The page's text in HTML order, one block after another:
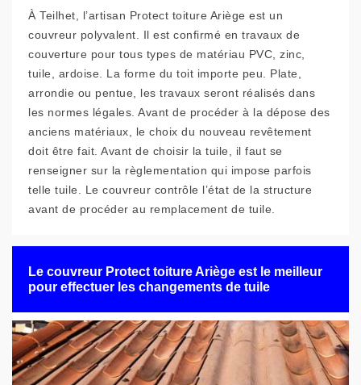
À Teilhet, l’artisan Protect toiture Ariège est un
couvreur polyvalent. Il est confirmé en travaux de
couverture pour tous types de matériau PVC, zinc,
tuile, ardoise. La forme du toit importe peu. Plate,
arrondie ou pentue, les travaux seront réalisés dans
les normes légales. Avant de procéder à la dépose des
anciens matériaux, le choix du nouveau revêtement
doit être fait. Avant de choisir la tuile, il faut se
renseigner sur la règlementation qui impose parfois
telle tuile. Le couvreur contrôle l’état de la structure
avant de procéder au remplacement de tuile.
Le couvreur Protect toiture Ariège est le meilleur
pour effectuer les changements de tuile